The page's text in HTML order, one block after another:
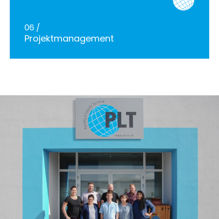
06 /
Projektmanagement